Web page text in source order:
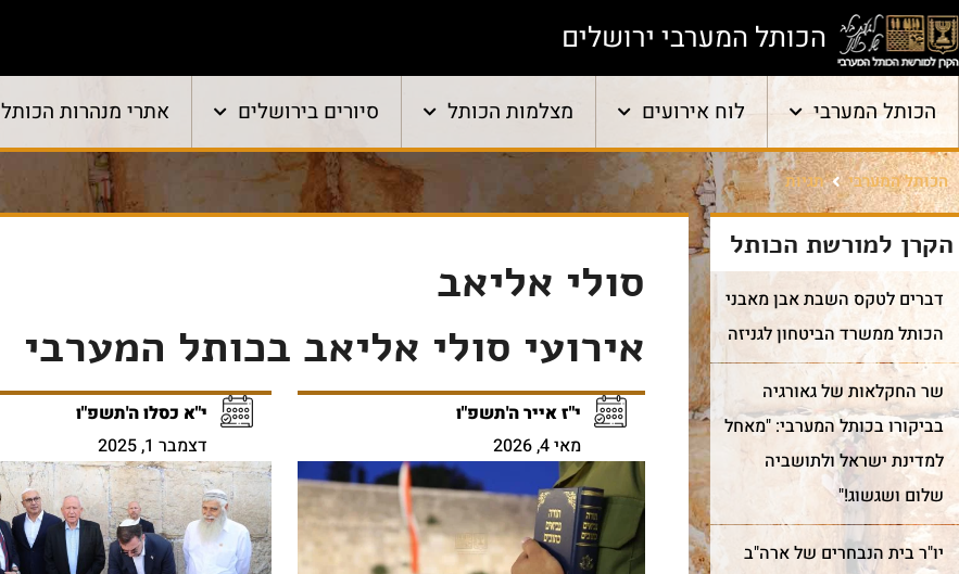
הכותל המערבי ירושלים
הכותל המערבי לוח אירועים מצלמות הכותל סיורים בירושלים אתרי מנהרות הכותל
הכותל המערבי תגיות
הקרן למורשת הכותל
דברים לטקס השבת אבן מאבני
הכותל ממשרד הביטחון לגניזה
שר החקלאות של גאורגיה
בביקורו בכותל המערבי: "מאחל
למדינת ישראל ולתושביה
שלום ושגשוג!"
יו"ר בית הנבחרים של ארה"ב
סולי אליאב
אירועי סולי אליאב בכותל המערבי
י"ז אייר ה'תשפ"ו
מאי 4, 2026
י"א כסלו ה'תשפ"ו
דצמבר 1, 2025